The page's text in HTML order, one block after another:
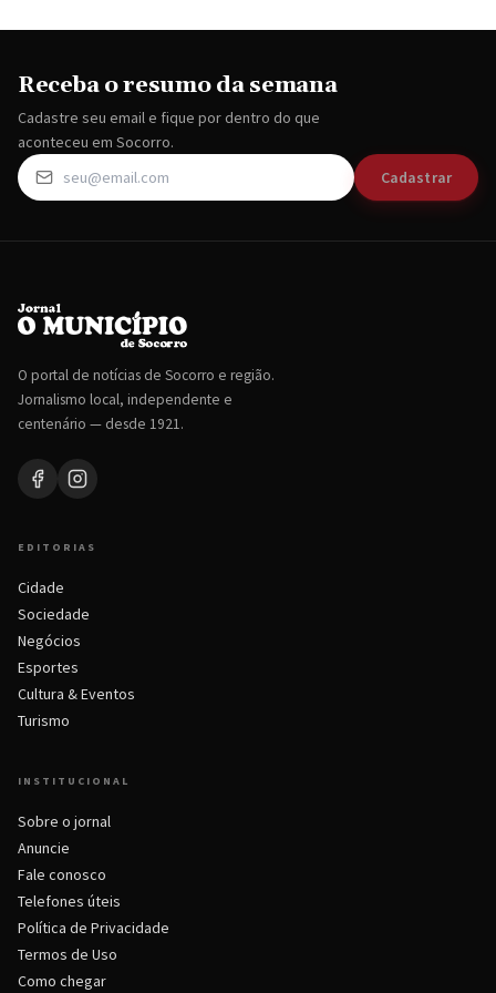
Receba o resumo da semana
Cadastre seu email e fique por dentro do que
aconteceu em Socorro.
Cadastrar
O portal de notícias de Socorro e região.
Jornalismo local, independente e
centenário — desde 1921.
EDITORIAS
Cidade
Sociedade
Negócios
Esportes
Cultura & Eventos
Turismo
INSTITUCIONAL
Sobre o jornal
Anuncie
Fale conosco
Telefones úteis
Política de Privacidade
Termos de Uso
Como chegar